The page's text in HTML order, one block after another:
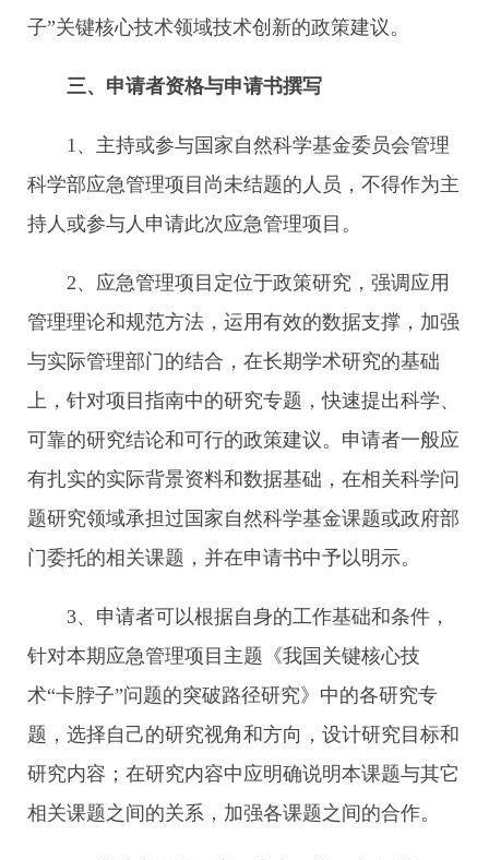
子”关键核心技术领域技术创新的政策建议。
三、申请者资格与申请书撰写
1、主持或参与国家自然科学基金委员会管理
科学部应急管理项目尚未结题的人员，不得作为主
持人或参与人申请此次应急管理项目。
2、应急管理项目定位于政策研究，强调应用
管理理论和规范方法，运用有效的数据支撑，加强
与实际管理部门的结合，在长期学术研究的基础
上，针对项目指南中的研究专题，快速提出科学、
可靠的研究结论和可行的政策建议。申请者一般应
有扎实的实际背景资料和数据基础，在相关科学问
题研究领域承担过国家自然科学基金课题或政府部
门委托的相关课题，并在申请书中予以明示。
3、申请者可以根据自身的工作基础和条件，
针对本期应急管理项目主题《我国关键核心技
术“卡脖子”问题的突破路径研究》中的各研究专
题，选择自己的研究视角和方向，设计研究目标和
研究内容；在研究内容中应明确说明本课题与其它
相关课题之间的关系，加强各课题之间的合作。